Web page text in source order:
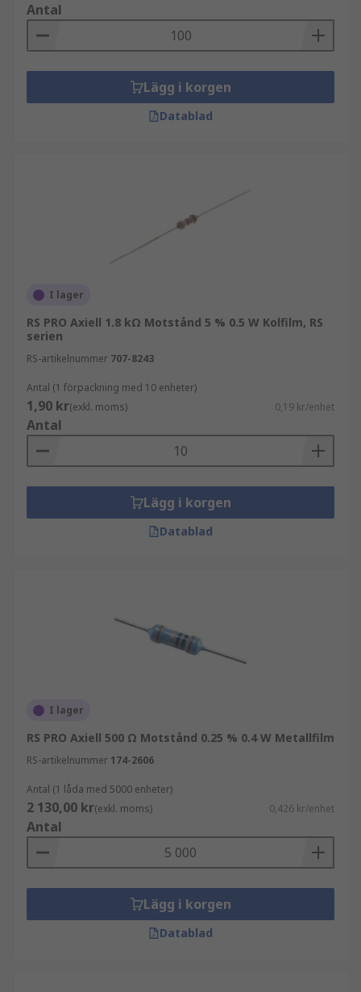
Antal
Lägg i korgen
Datablad
I lager
RS PRO Axiell 1.8 kΩ Motstånd 5 % 0.5 W Kolfilm, RS
serien
RS-artikelnummer 707-8243
Antal (1 förpackning med 10 enheter)
1,90 kr(exkl. moms) 0,19 kr/enhet
Antal
Lägg i korgen
Datablad
I lager
RS PRO Axiell 500 Ω Motstånd 0.25 % 0.4 W Metallfilm
RS-artikelnummer 174-2606
Antal (1 låda med 5000 enheter)
2 130,00 kr(exkl. moms) 0,426 kr/enhet
Antal
Lägg i korgen
Datablad